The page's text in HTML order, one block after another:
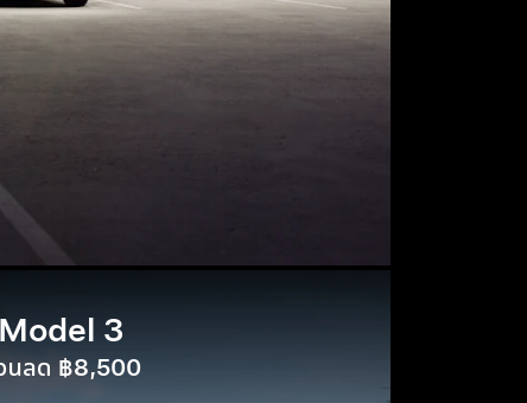
Model 3
นลด ฿8,500